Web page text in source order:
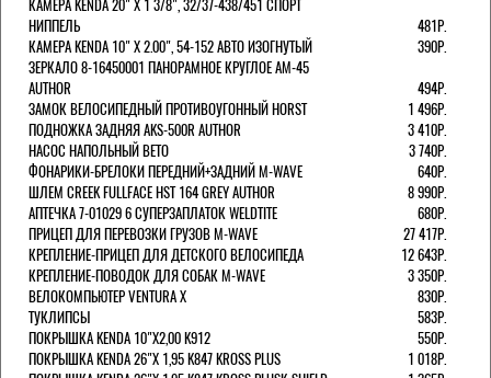
КАМЕРА KENDA 20" Х 1 3/8", 32/37-438/451 СПОРТ
НИППЕЛЬ
481Р.
КАМЕРА KENDA 10" Х 2.00", 54-152 АВТО ИЗОГНУТЫЙ
390Р.
ЗЕРКАЛО 8-16450001 ПАНОРАМНОЕ КРУГЛОЕ AM-45
AUTHOR
494Р.
ЗАМОК ВЕЛОСИПЕДНЫЙ ПРОТИВОУГОННЫЙ HORST
1 496Р.
ПОДНОЖКА ЗАДНЯЯ AKS-500R AUTHOR
3 410Р.
НАСОС НАПОЛЬНЫЙ BETO
3 740Р.
ФОНАРИКИ-БРЕЛОКИ ПЕРЕДНИЙ+ЗАДНИЙ M-WAVE
640Р.
ШЛЕМ CREEK FULLFACE HST 164 GREY AUTHOR
8 990Р.
АПТЕЧКА 7-01029 6 СУПЕРЗАПЛАТОК WELDTITE
680Р.
ПРИЦЕП ДЛЯ ПЕРЕВОЗКИ ГРУЗОВ M-WAVE
27 417Р.
КРЕПЛЕНИЕ-ПРИЦЕП ДЛЯ ДЕТСКОГО ВЕЛОСИПЕДА
12 643Р.
КРЕПЛЕНИЕ-ПОВОДОК ДЛЯ СОБАК M-WAVE
3 350Р.
ВЕЛОКОМПЬЮТЕР VENTURA Х
830Р.
ТУКЛИПСЫ
583Р.
ПОКРЫШКА KENDA 10"Х2,00 K912
550Р.
ПОКРЫШКА KENDA 26"Х 1,95 K847 KROSS PLUS
1 018Р.